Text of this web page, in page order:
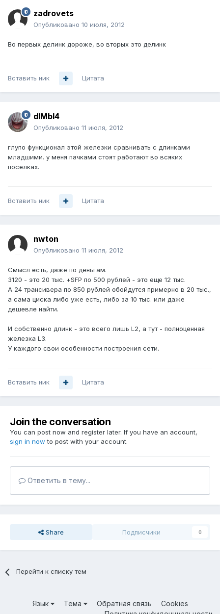
zadrovets
Опубликовано 10 июля, 2012
Во первых делинк дороже, во вторых это делинк
Вставить ник Цитата
dIMbI4
Опубликовано 11 июля, 2012
глупо функционал этой железки сравнивать с длинками
младшими. у меня пачками стоят работают во всяких
поселках.
Вставить ник Цитата
nwton
Опубликовано 11 июля, 2012
Смысл есть, даже по деньгам.
3120 - это 20 тыс. +SFP по 500 рублей - это еще 12 тыс.
А 24 трансивера по 850 рублей обойдутся примерно в 20 тыс.,
а сама циска либо уже есть, либо за 10 тыс. или даже
дешевле найти.
И собственно длинк - это всего лишь L2, а тут - полноценная
железка L3.
У каждого свои особенности построения сети.
Вставить ник Цитата
Join the conversation
You can post now and register later. If you have an account,
sign in now to post with your account.
Ответить в тему...
Share Подписчики 0
Перейти к списку тем
Язык Тема Обратная связь
Cookies